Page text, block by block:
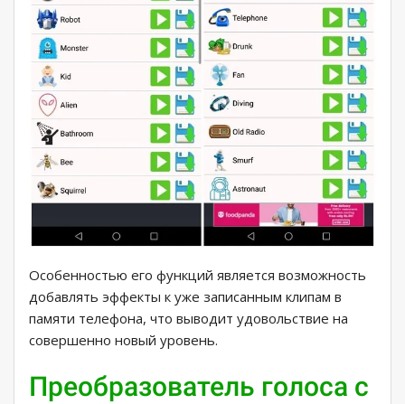
Особенностью его функций является возможность
добавлять эффекты к уже записанным клипам в
памяти телефона, что выводит удовольствие на
совершенно новый уровень.
Преобразователь голоса с